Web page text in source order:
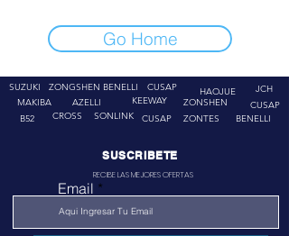
Go Home
SUZUKI
ZONGSHEN
MAKIBA
AZELLI
BENELLI
CUSAP
KEEWAY
B52
CROSS SONLINK CUSAP
HAOJUE
JCH
ZONSHEN
ZONTES
CUSAP
BENELLI
SUSCRIBETE
RECIBE LAS MEJORES OFERTAS
Email